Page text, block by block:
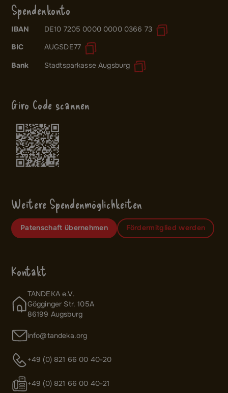
Kontakt
TANDEKA e.V.
Gögginger Str. 105A
86199 Augsburg
info@tandeka.org
+49 (0) 821 66 00 40-20
+49 (0) 821 66 00 40-21
Giro Code scannen
Spendenkonto
IBAN DE10 7205 0000 0000 0366 73
BIC AUGSDE77
Bank Stadtsparkasse Augsburg
Weitere Spendenmöglichkeiten
Patenschaft übernehmen Fördermitglied werden